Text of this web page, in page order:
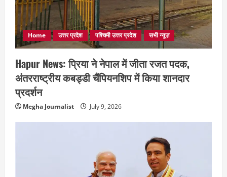
Home उत्तर प्रदेश पश्चिमी उत्तर प्रदेश सभी न्यूज़
Hapur News: प्रिया ने नेपाल में जीता रजत पदक,
अंतरराष्ट्रीय कबड्डी चैंपियनशिप में किया शानदार
प्रदर्शन
Megha Journalist July 9, 2026